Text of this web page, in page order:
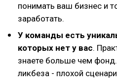
понимать ваш бизнес и
заработать.
У команды есть
которых нет у вас.
знаете больше чем
ликбеза - плохой